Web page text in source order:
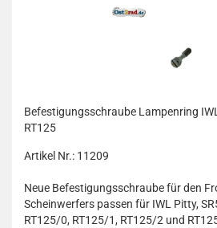
Befestigungsschraube Lampenring
RT125
Artikel Nr.: 11209
Neue Befestigungsschraube für den
Scheinwerfers passen für IWL Pitty,
RT125/0, RT125/1, RT125/2 und